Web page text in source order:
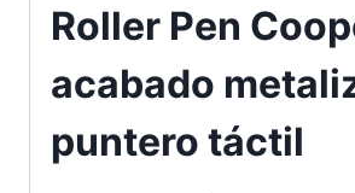
Roller Pen
acabado
puntero táctil